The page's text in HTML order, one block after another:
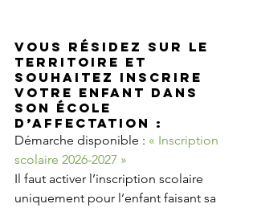
Vous résidez sur le
territoire et
souhaitez inscrire
votre enfant dans
son école
d’affectation :
Démarche disponible : « Inscription
scolaire 2026-2027 »
Il faut activer l’inscription scolaire
uniquement pour l’enfant faisant sa